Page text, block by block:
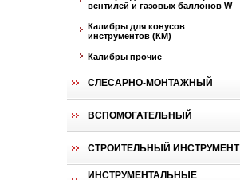
вентилей и газовых баллонов W
Калибры для конусов
инструментов (КМ)
Калибры прочие
СЛЕСАРНО-МОНТАЖНЫЙ
ВСПОМОГАТЕЛЬНЫЙ
СТРОИТЕЛЬНЫЙ ИНСТРУМЕНТ
ИНСТРУМЕНТАЛЬНЫЕ